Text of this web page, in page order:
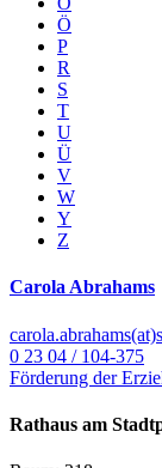
Ö
P
R
S
T
U
Ü
V
W
Y
Z
Carola Abrahams
0 23 04 / 104-375
Förderung der
Rathaus am